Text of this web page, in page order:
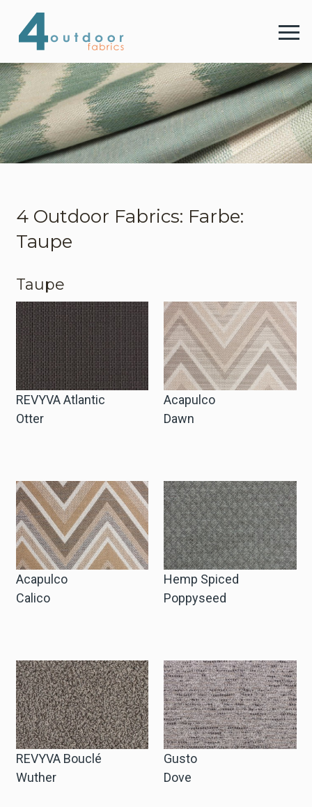
4
4 Outdoor Fabrics: Farbe:
Taupe
Taupe
REVYVA Atlantic
Otter
Acapulco
Dawn
Acapulco
Calico
Hemp Spiced
Poppyseed
REVYVA Bouclé
Wuther
Gusto
Dove
Menu
4 Outdoor Fabrics
Stoffe
Webshop
Kontakt
Cart
Cart
Probe-Anfrage
Konto
Einloggen
Anmelden
Sprache
English
Nederlands